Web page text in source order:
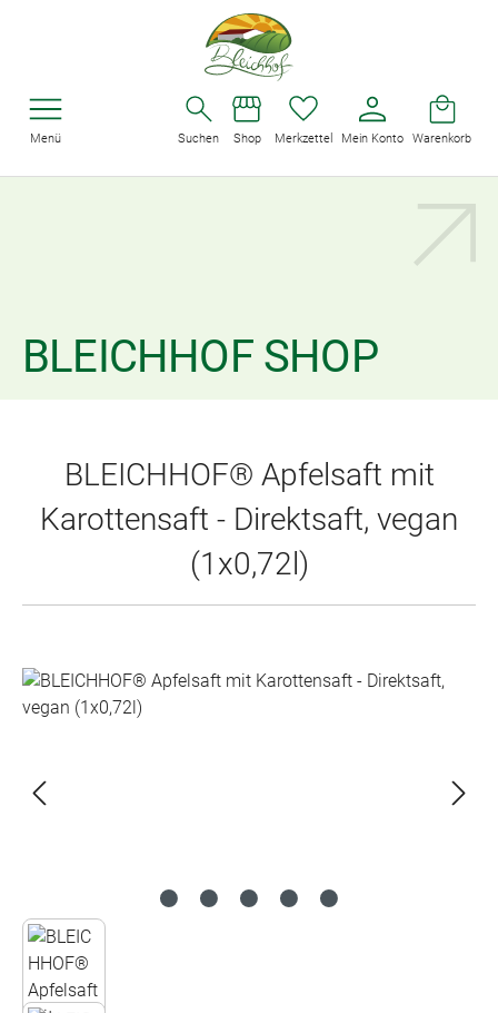
Menü Suchen Shop Merkzettel Mein Konto Warenkorb
BLEICHHOF SHOP
BLEICHHOF® Apfelsaft mit
Karottensaft - Direktsaft, vegan
(1x0,72l)
Bildergalerie überspringen